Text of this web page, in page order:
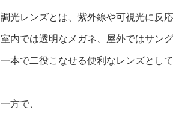
調光レンズとは、紫外線や可視光に反
室内では透明なメガネ、屋外ではサン
一本で二役こなせる便利なレンズとし
一方で、